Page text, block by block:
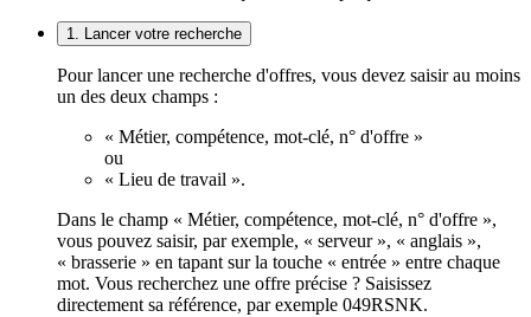
1. Lancer votre recherche
Pour lancer une recherche d'offres, vous devez saisir au moins
un des deux champs :
« Métier, compétence, mot-clé, n° d'offre »
ou
« Lieu de travail ».
Dans le champ « Métier, compétence, mot-clé, n° d'offre »,
vous pouvez saisir, par exemple, « serveur », « anglais »,
« brasserie » en tapant sur la touche « entrée » entre chaque
mot. Vous recherchez une offre précise ? Saisissez
directement sa référence, par exemple 049RSNK.